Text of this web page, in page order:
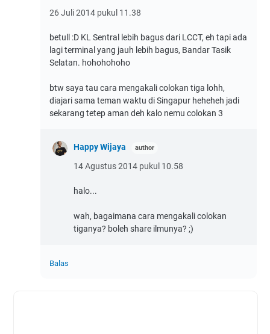
26 Juli 2014 pukul 11.38
betull :D KL Sentral lebih bagus dari LCCT, eh tapi ada
lagi terminal yang jauh lebih bagus, Bandar Tasik
Selatan. hohohohoho
btw saya tau cara mengakali colokan tiga lohh,
diajari sama teman waktu di Singapur heheheh jadi
sekarang tetep aman deh kalo nemu colokan 3
Happy Wijaya
14 Agustus 2014 pukul 10.58
halo...
wah, bagaimana cara mengakali colokan
tiganya? boleh share ilmunya? ;)
Balas